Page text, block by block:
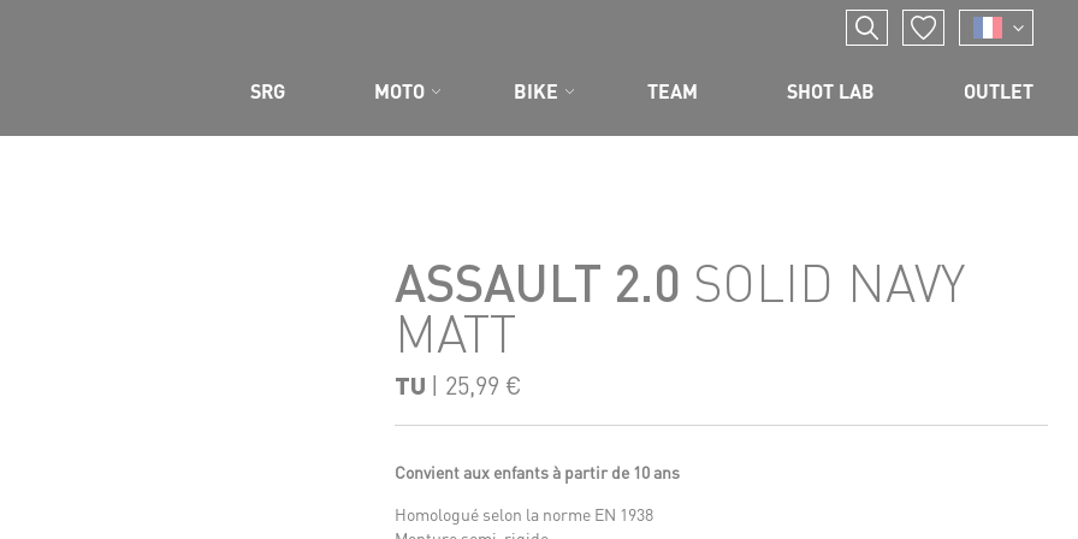
SRG
MOTO BIKE TEAM SHOT LAB OUTLET
ASSAULT 2.0 SOLID NAVY
MATT
TU | 25,99 €
Convient aux enfants à partir de 10 ans
Homologué selon la norme EN 1938